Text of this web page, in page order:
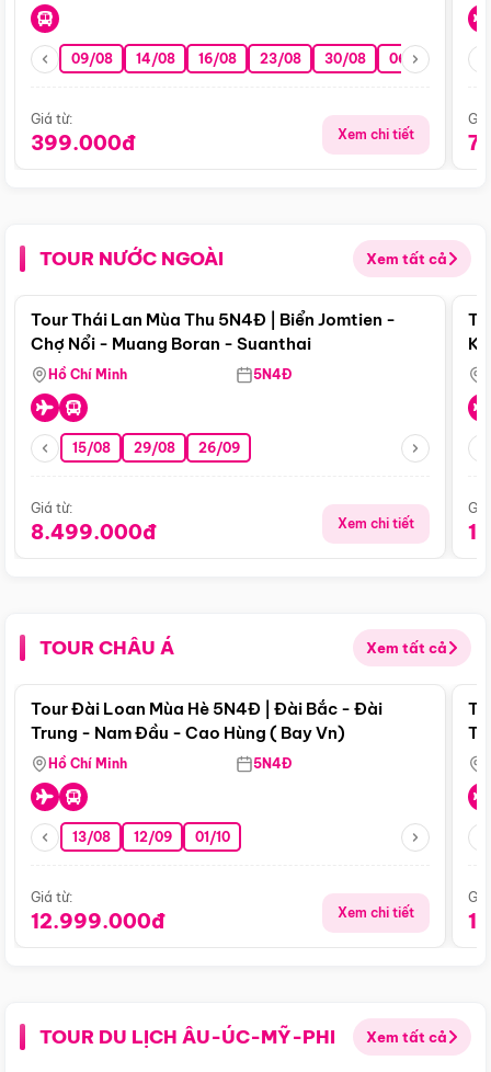
09/08 14/08 16/08 23/08 30/08 06/09 13/09
Giá từ:
399.000đ Xem chi tiết
TOUR NƯỚC NGOÀI Xem tất cả
Điểm nổi bật
Tour Thái Lan Mùa Thu 5N4Đ | Biển Jomtien -
Chợ Nổi - Muang Boran - Suanthai
Hồ Chí Minh 5N4Đ
15/08 29/08 26/09
Giá từ:
8.499.000đ Xem chi tiết
TOUR CHÂU Á Xem tất cả
Điểm nổi bật
Tour Đài Loan Mùa Hè 5N4Đ | Đài Bắc - Đài
Trung - Nam Đầu - Cao Hùng ( Bay Vn)
Hồ Chí Minh 5N4Đ
13/08 12/09 01/10
Giá từ:
12.999.000đ Xem chi tiết
TOUR DU LỊCH ÂU-ÚC-MỸ-PHI Xem tất cả
Điểm nổi bật